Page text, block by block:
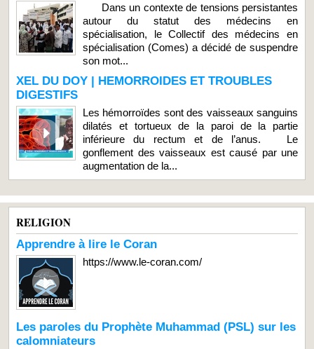
Dans un contexte de tensions persistantes
autour du statut des médecins en
spécialisation, le Collectif des médecins en
spécialisation (Comes) a décidé de suspendre
son mot...
XEL DU DOY | HEMORROIDES ET TROUBLES
DIGESTIFS
Les hémorroïdes sont des vaisseaux sanguins
dilatés et tortueux de la paroi de la partie
inférieure du rectum et de l’anus. Le
gonflement des vaisseaux est causé par une
augmentation de la...
RELIGION
Apprendre à lire le Coran
https://www.le-coran.com/
Les paroles du Prophète Muhammad (PSL) sur les
calomniateurs